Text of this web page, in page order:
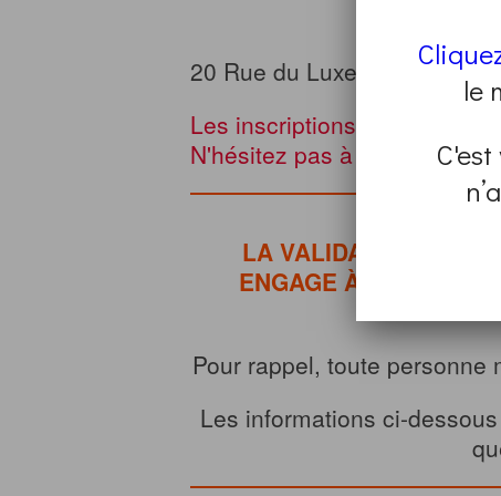
20 Rue du Luxembourg,
Les inscriptions à ce
N'hésitez pas à en
LA VALIDATION DE
ENGAGE À ASSISTER
Pour rappel, toute personne
Les informations ci-
le